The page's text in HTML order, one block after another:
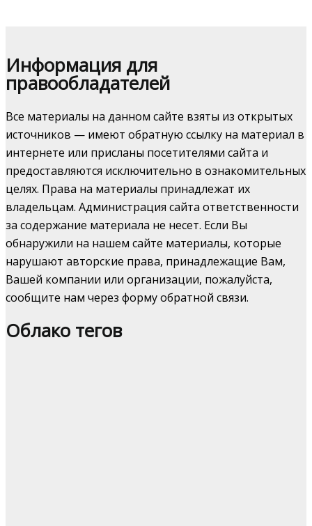
Информация для
правообладателей
Все материалы на данном сайте взяты из открытых
источников — имеют обратную ссылку на материал в
интернете или присланы посетителями сайта и
предоставляются исключительно в ознакомительных
целях. Права на материалы принадлежат их
владельцам. Администрация сайта ответственности
за содержание материала не несет. Если Вы
обнаружили на нашем сайте материалы, которые
нарушают авторские права, принадлежащие Вам,
Вашей компании или организации, пожалуйста,
сообщите нам через форму обратной связи.
Облако тегов